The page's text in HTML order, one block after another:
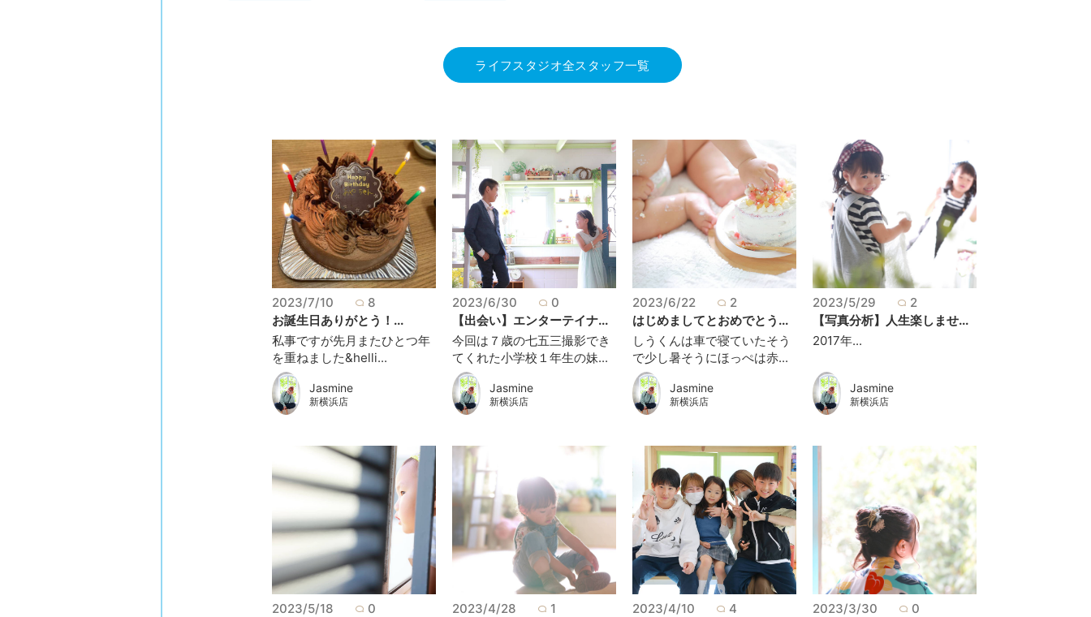
ライフスタジオ全スタッフ一覧
2023/7/10
8
お誕生日ありがとう！...
私事ですが先月またひとつ年
を重ねました&helli...
Jasmine
新横浜店
2023/6/30
0
【出会い】エンターテイナ...
今回は７歳の七五三撮影でき
てくれた小学校１年生の妹...
Jasmine
新横浜店
2023/6/22
2
はじめましてとおめでとう...
しうくんは車で寝ていたそう
で少し暑そうにほっぺは赤...
Jasmine
新横浜店
2023/5/29
2
【写真分析】人生楽しませ...
2017年...
Jasmine
新横浜店
2023/5/18
0
2023/4/28
1
2023/4/10
4
2023/3/30
0